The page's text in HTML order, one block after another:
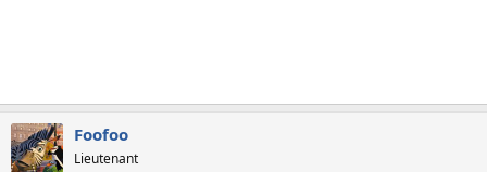
Foofoo
Lieutenant